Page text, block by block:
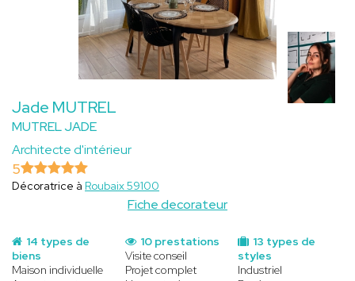
Jade MUTREL
MUTREL JADE
Architecte d'intérieur
Fiche decorateur
5
Décoratrice à Roubaix 59100
14 types de
biens
Maison individuelle
13 types de
styles
Industriel
10 prestations
Visite conseil
Projet complet